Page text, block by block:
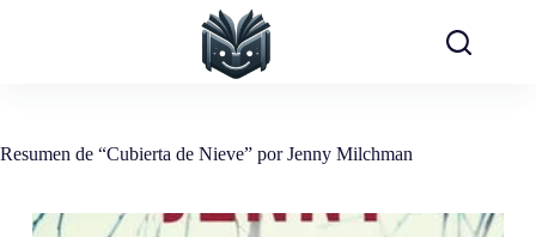
Resumen de “Cubierta de Nieve” por Jenny Milchman